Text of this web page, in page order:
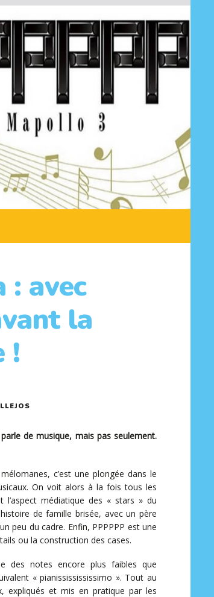
: avec
la
!
de musique, mais pas seulement.
c’est une plongée dans le
On voit alors à la fois tous les
médiatique des « stars » du
de famille brisée, avec un père
peu du cadre. Enfin, PPPPPP est une
ou la construction des cases.
des notes encore plus faibles que
« pianississississimo ». Tout au
expliqués et mis en pratique par les